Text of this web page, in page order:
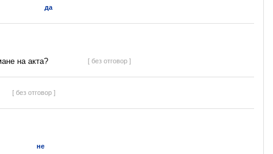
да
на акта? [ без отговор ]
[ без отговор ]
не